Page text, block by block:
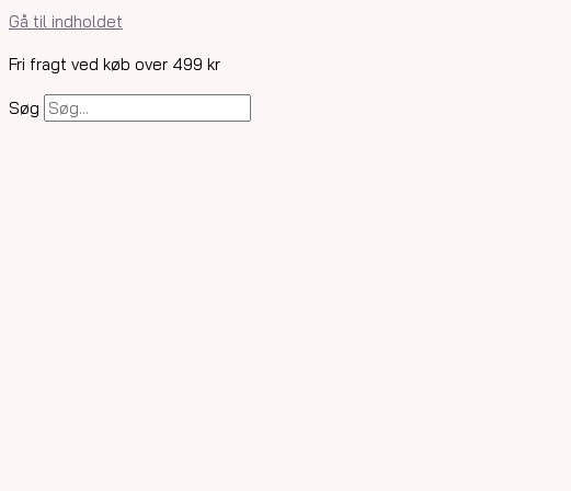
Gå til indholdet
Fri fragt ved køb over 499 kr
Søg